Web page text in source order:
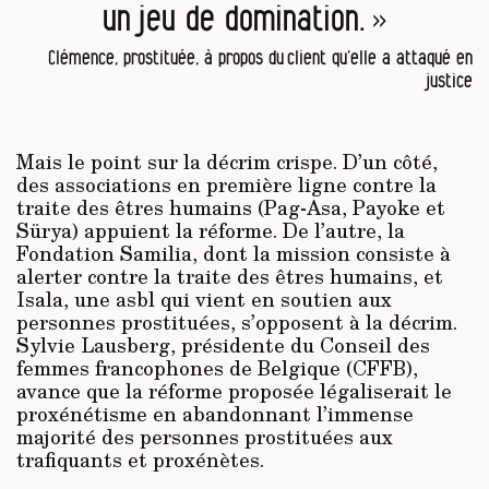
un jeu de domination. »
Clémence, prostituée, à propos du client qu’elle a attaqué en
justice
Mais le point sur la décrim crispe. D’un côté,
des associations en première ligne contre la
traite des êtres humains (Pag-Asa, Payoke et
Sürya) appuient la réforme. De l’autre, la
Fondation Samilia, dont la mission consiste à
alerter contre la traite des êtres humains, et
Isala, une asbl qui vient en soutien aux
personnes prostituées, s’opposent à la décrim.
Sylvie Lausberg, présidente du Conseil des
femmes francophones de Belgique (CFFB),
avance que la réforme proposée légaliserait le
proxénétisme en abandonnant l’immense
majorité des personnes prostituées aux
trafiquants et proxénètes.